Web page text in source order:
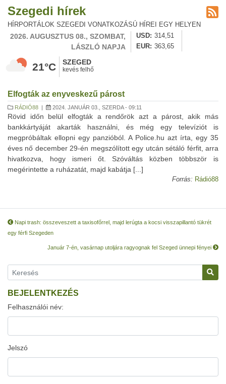
Szegedi hírek
HÍRPORTÁLOK SZEGEDI VONATKOZÁSÚ HÍREI EGY HELYEN
2026. AUGUSZTUS 08., SZOMBAT,
LÁSZLÓ NAPJA
USD
314,51
EUR
363,65
21°C SZEGED
kevés felhő
Elfogták az enyveskezű párost
RÁDIÓ88 | 2024. JANUÁR 03., SZERDA - 09:11
Rövid időn belül elfogták a rendőrök azt a párost, akik más
bankkártyáját akarták használni, és még egy televíziót is
megpróbáltak ellopni egy panzióból. A Police.hu azt írta, egy 35
éves nő december 29-én megszólított egy utcán sétáló férfit, arra
hivatkozva, hogy ismeri őt. Szóváltás közben többször is
megérintette a ruházatát, majd kabátja [...]
Forrás: Rádió88
Napi trash: összeveszett a taxisofőrrel, majd lerúgta a kocsi visszapillantó tükrét
egy férfi Szegeden
Január 7-én, vasárnap utoljára ragyognak fel Szeged ünnepi fényei
BEJELENTKEZÉS
Felhasználói név:
Jelszó